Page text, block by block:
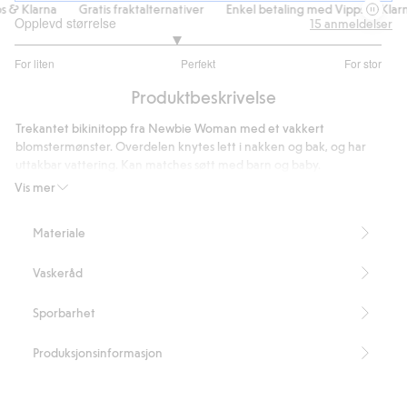
Klarna
Gratis fraktalternativer Enkel betaling med Vipps & Klarna
Opplevd størrelse
For liten Perfekt For stor
av
8
stemmer
15 anmeldelser
Produktbeskrivelse
Vis mer
Trekantet bikinitopp fra Newbie Woman med et vakkert
blomstermønster. Overdelen knytes lett i nakken og bak, og har
Størrelse S tilsvarer str. 38.
Blended Recycled Polyester
Materiale
Vaskeråd
Sporbarhet
Produksjonsinformasjon